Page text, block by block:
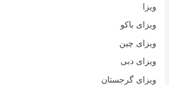
ویزا
ویزای باکو
ویزای چین
ویزای دبی
ویزای گرجستان